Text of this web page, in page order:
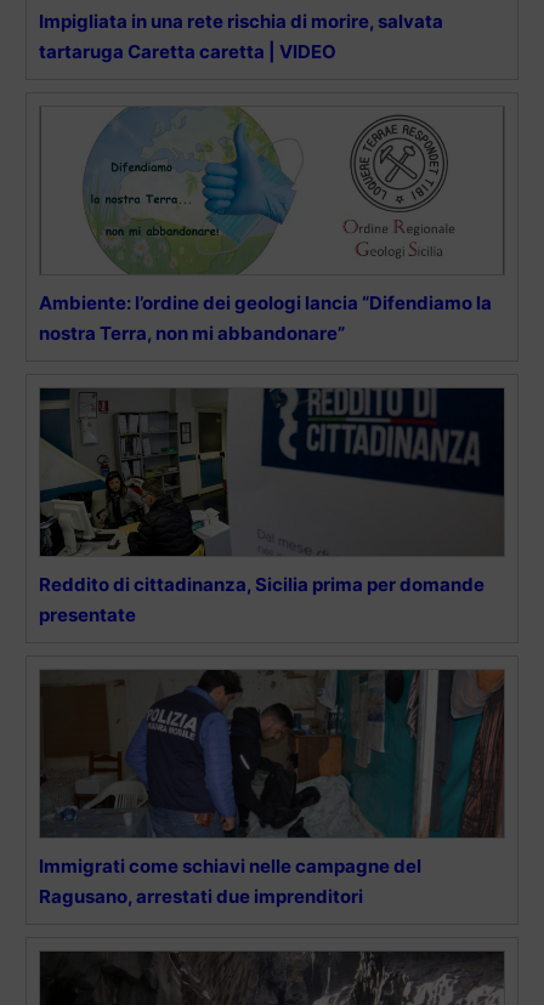
Impigliata in una rete rischia di morire, salvata
tartaruga Caretta caretta | VIDEO
Ambiente: l’ordine dei geologi lancia “Difendiamo la
nostra Terra, non mi abbandonare”
Reddito di cittadinanza, Sicilia prima per domande
presentate
Immigrati come schiavi nelle campagne del
Ragusano, arrestati due imprenditori